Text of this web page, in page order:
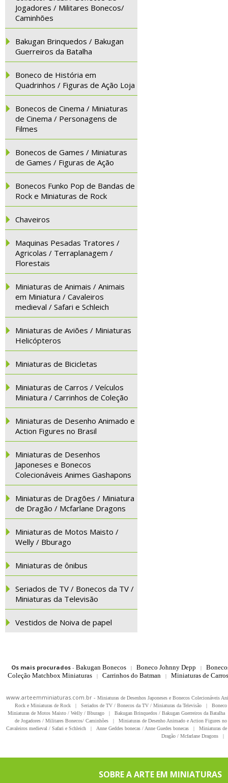
Jogadores / Militares Bonecos/
Caminhões
Bakugan Brinquedos / Bakugan
Guerreiros da Batalha
Boneco de História em
Quadrinhos / Figuras de Ação Loja
Bonecos de Cinema / Miniaturas
de Cinema / Personagens de
Filmes
Bonecos de Games / Miniaturas
de Games / Figuras de Ação
Bonecos Funko Pop de Bandas de
Rock e Miniaturas de Rock
Chaveiros
Maquinas Pesadas Tratores /
Agricolas / Terraplanagem /
Florestais
Miniaturas de Animais / Animais
em Miniatura / Cavaleiros
medieval / Safari e Schleich
Miniaturas de Aviões / Miniaturas
Helicópteros
Miniaturas de Bicicletas
Miniaturas de Carros / Veículos
Miniatura / Carrinhos de Coleção
Miniaturas de Desenho Animado e
Action Figures no Brasil
Miniaturas de Desenhos
Japoneses e Bonecos
Colecionáveis Animes Gashapons
Miniaturas de Dragões / Miniatura
de Dragão / Mcfarlane Dragons
Miniaturas de Motos Maisto /
Welly / Bburago
Miniaturas de ônibus
Seriados de TV / Bonecos da TV /
Miniaturas da Televisão
Vestidos de Noiva de papel
Os mais procurados- Bakugan Bonecos | Boneco Johnny Depp |
Coleção Matchbox Miniaturas
| Carrinhos do Batman | Miniaturas de
www.arteemminiaturas.com.br - Miniaturas de Desenhos Japoneses e Bonecos Colecionáveis
Rock e Miniaturas de Rock
| Seriados de TV / Bonecos da TV / Miniaturas da Televisão |
Miniaturas de Motos Maisto / Welly / Bburago
| Bakugan Brinquedos / Bakugan Guerreiros da Batalha
de Jogadores / Militares Bonecos/ Caminhões
|
Miniaturas de Desenho Animado e Action Figures
Cavaleiros medieval / Safari e Schleich
| Anne Geddes bonecas / Anne Guedes bonecas |
Miniaturas
Dragão / Mcfarlane Dragons
|
SOBRE A ARTE EM MINIATURAS